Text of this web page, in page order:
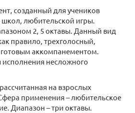
созданный для учеников
любительской игры.
2, 5 октавы. Данный вид
правило, трехголосный,
аккомпанементом.
исполнения несложного
на взрослых
применения – любительское
Диапазон – три октавы.